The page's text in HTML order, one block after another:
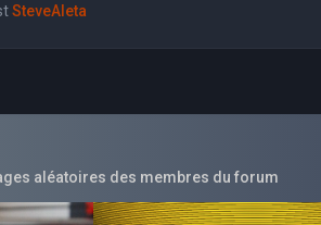
SteveAleta
aléatoires des membres du forum